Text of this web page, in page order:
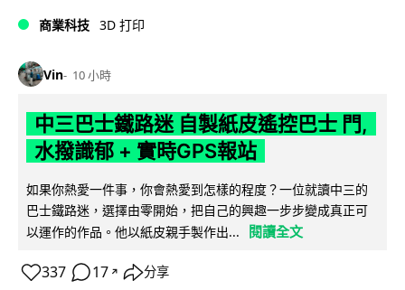
商業科技 3D 打印
Vin 10 小時
中三巴士鐵路迷 自製紙皮遙控巴士 門,
水撥識郁 + 實時GPS報站
如果你熱愛一件事，你會熱愛到怎樣的程度？一位就讀中三的
巴士鐵路迷，選擇由零開始，把自己的興趣一步步變成真正可
以運作的作品。他以紙皮親手製作出...
閱讀全文
337 17 ↗ 分享